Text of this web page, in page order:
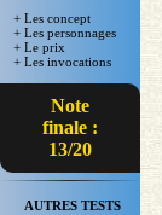
+ Les concept
+ Les personnages
+ Le prix
+ Les invocations
Note
finale :
13/20
AUTRES TESTS